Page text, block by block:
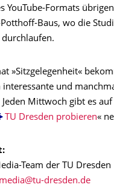
YouTube-Formats
Baus, wo die
durchlaufen.
»Sitzgelegenheit«
interessante und
Mittwoch gibt es
TU Dresden probieren«
Team der TU Dresden